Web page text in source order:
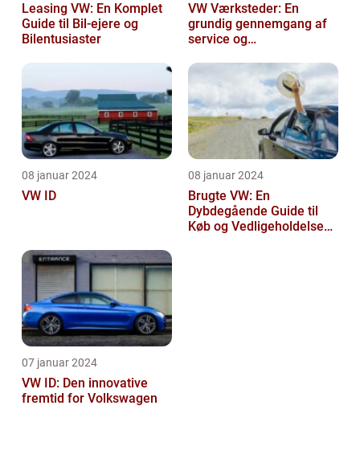
Leasing VW: En Komplet
Guide til Bil-ejere og
Bilentusiaster
VW Værksteder: En
grundig gennemgang af
service og
08 januar 2024
VW ID
08 januar 2024
Brugte VW: En
Dybdegående Guide til
Køb og Vedligeholdelse
07 januar 2024
VW ID: Den innovative
fremtid for Volkswagen